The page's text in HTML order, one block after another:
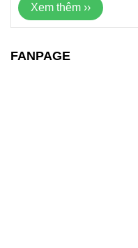
Xem thêm ››
FANPAGE